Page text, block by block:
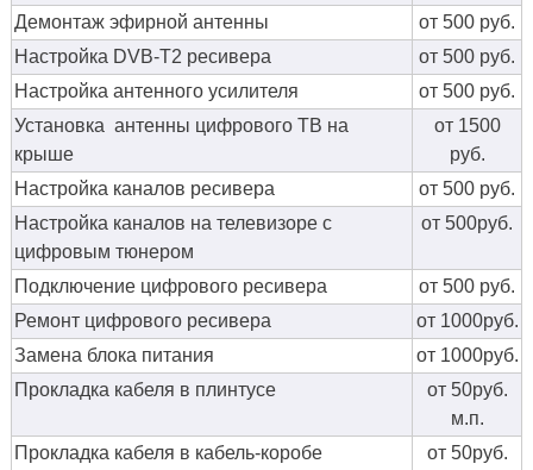
Демонтаж эфирной антенны
от 500 руб.
Настройка DVB-T2 ресивера
от 500 руб.
Настройка антенного усилителя
от 500 руб.
Установка антенны цифрового ТВ на
крыше
от 1500
руб.
Настройка каналов ресивера
от 500 руб.
Настройка каналов на телевизоре с
цифровым тюнером
от 500руб.
Подключение цифрового ресивера
от 500 руб.
Ремонт цифрового ресивера
от 1000руб.
Замена блока питания
от 1000руб.
Прокладка кабеля в плинтусе
от 50руб.
м.п.
Прокладка кабеля в кабель-коробе
от 50руб.